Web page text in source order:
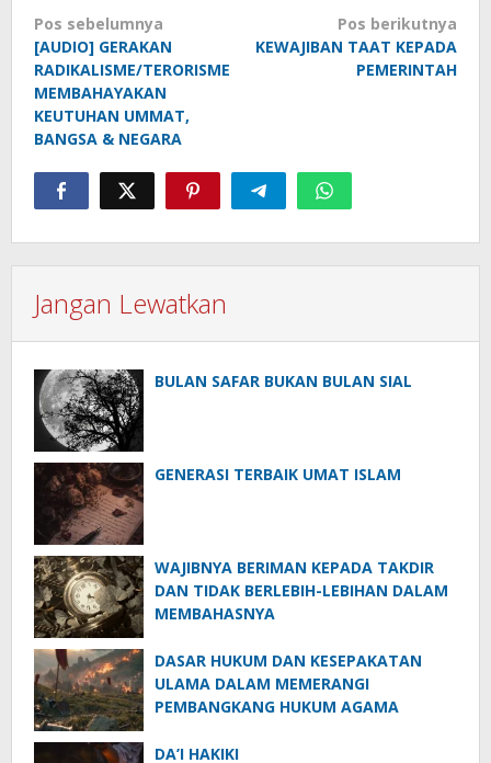
Navigasi
pos
Pos sebelumnya
[AUDIO] GERAKAN
RADIKALISME/TERORISME
MEMBAHAYAKAN
KEUTUHAN UMMAT,
BANGSA & NEGARA
Pos berikutnya
KEWAJIBAN TAAT KEPADA
PEMERINTAH
Jangan Lewatkan
BULAN SAFAR BUKAN BULAN SIAL
GENERASI TERBAIK UMAT ISLAM
WAJIBNYA BERIMAN KEPADA TAKDIR
DAN TIDAK BERLEBIH-LEBIHAN DALAM
MEMBAHASNYA
DASAR HUKUM DAN KESEPAKATAN
ULAMA DALAM MEMERANGI
PEMBANGKANG HUKUM AGAMA
DA’I HAKIKI